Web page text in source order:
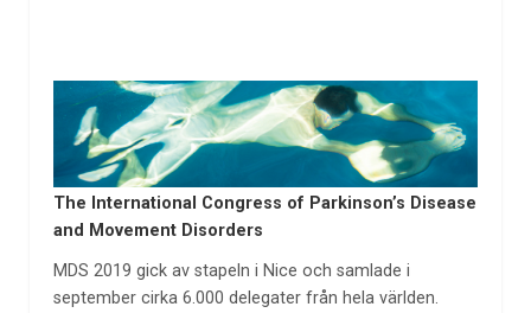
The International Congress of Parkinson’s Disease
and Movement Disorders
MDS 2019 gick av stapeln i Nice och samlade i
september cirka 6.000 delegater från hela världen.